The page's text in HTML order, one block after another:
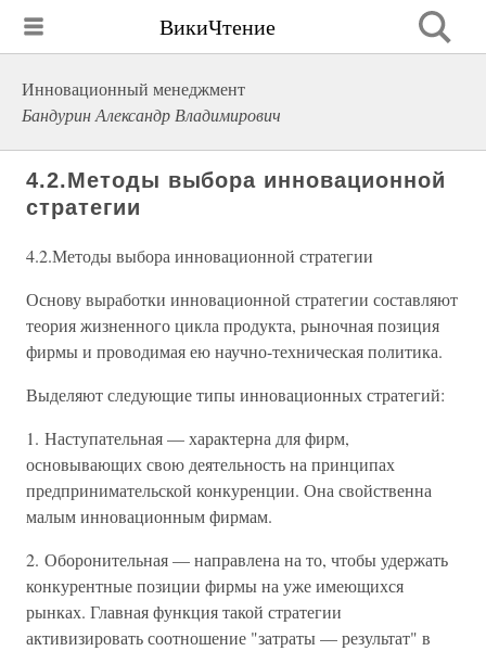
ВикиЧтение
Инновационный менеджмент
Бандурин Александр Владимирович
4.2.Методы выбора инновационной
стратегии
4.2.Методы выбора инновационной стратегии
Основу выработки инновационной стратегии составляют
теория жизненного цикла продукта, рыночная позиция
фирмы и проводимая ею научно-техническая политика.
Выделяют следующие типы инновационных стратегий:
1. Наступательная — характерна для фирм,
основывающих свою деятельность на принципах
предпринимательской конкуренции. Она свойственна
малым инновационным фирмам.
2. Оборонительная — направлена на то, чтобы удержать
конкурентные позиции фирмы на уже имеющихся
рынках. Главная функция такой стратегии
активизировать соотношение "затраты — результат" в